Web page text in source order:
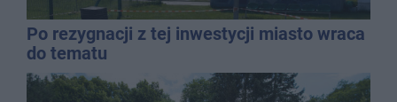
Po rezygnacji z tej inwestycji miasto wraca
do tematu